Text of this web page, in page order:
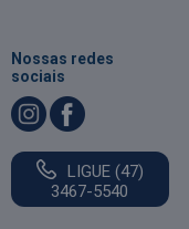
Nossas redes
sociais
LIGUE (47)
3467-5540